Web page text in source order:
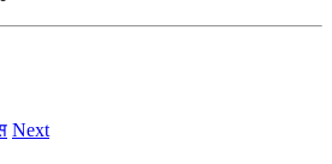
Next